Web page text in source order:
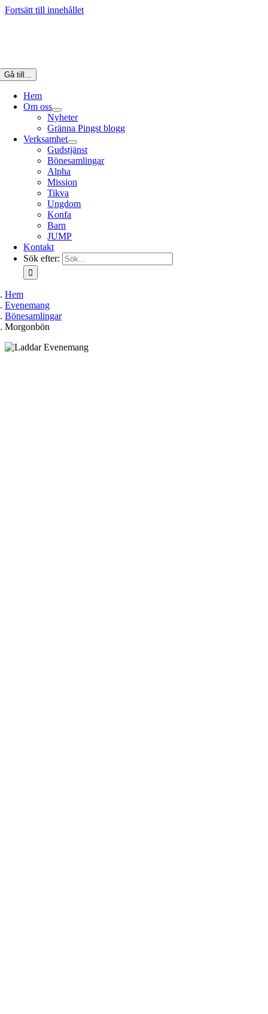
Fortsätt till innehållet
Gå till...
Hem
Om oss
Nyheter
Gränna Pingst blogg
Verksamhet
Gudstjänst
Bönesamlingar
Alpha
Mission
Tikva
Ungdom
Konfa
Barn
JUMP
Kontakt
Sök efter:
Hem
Evenemang
Bönesamlingar
Morgonbön